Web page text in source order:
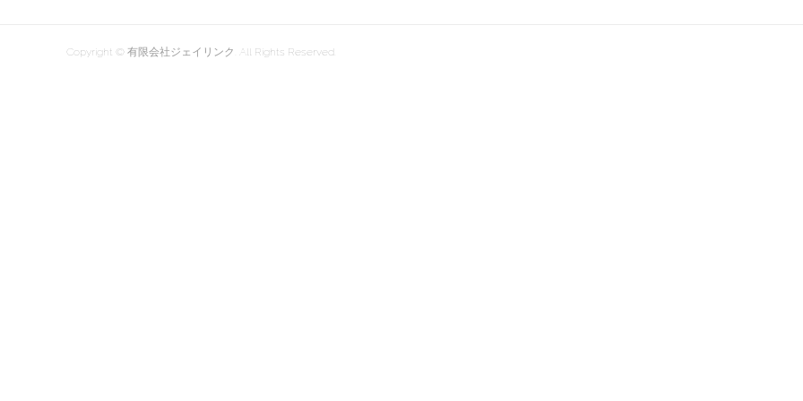
Copyright © 有限会社ジェイリンク. All Rights Reserved.